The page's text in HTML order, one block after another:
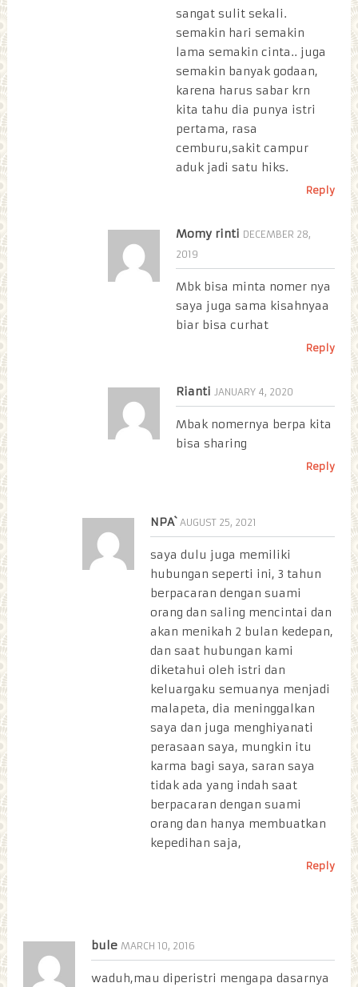
sangat sulit sekali.
semakin hari semakin
lama semakin cinta.. juga
semakin banyak godaan,
karena harus sabar krn
kita tahu dia punya istri
pertama, rasa
cemburu,sakit campur
aduk jadi satu hiks.
Reply
Momy rinti DECEMBER 28,
2019
Mbk bisa minta nomer nya
saya juga sama kisahnyaa
biar bisa curhat
Reply
Rianti JANUARY 4, 2020
Mbak nomernya berpa kita
bisa sharing
Reply
NPA` AUGUST 25, 2021
saya dulu juga memiliki
hubungan seperti ini, 3 tahun
berpacaran dengan suami
orang dan saling mencintai dan
akan menikah 2 bulan kedepan,
dan saat hubungan kami
diketahui oleh istri dan
keluargaku semuanya menjadi
malapeta, dia meninggalkan
saya dan juga menghiyanati
perasaan saya, mungkin itu
karma bagi saya, saran saya
tidak ada yang indah saat
berpacaran dengan suami
orang dan hanya membuatkan
kepedihan saja,
Reply
bule MARCH 10, 2016
waduh,mau diperistri mengapa dasarnya